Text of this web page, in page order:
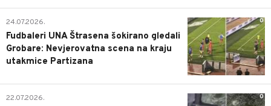
0
24.07.2026.
Fudbaleri UNA Štrasena šokirano gledali
Grobare: Nevjerovatna scena na kraju
utakmice Partizana
0
22.07.2026.